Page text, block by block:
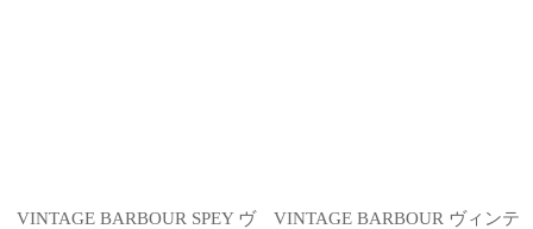
VINTAGE BARBOUR SPEY ヴ
VINTAGE BARBOUR ヴィンテ